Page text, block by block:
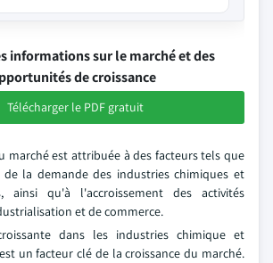
informations sur le marché et des
de croissance
Télécharger le PDF gratuit
marché est attribuée à des facteurs tels que
la demande des industries chimiques et
ainsi qu'à l'accroissement des activités
et de commerce.
dans les industries chimique et
un facteur clé de la croissance du marché.